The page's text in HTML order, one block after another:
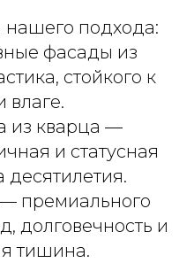
нашего подхода:
фасады из
стойкого к
влаге.
из кварца —
и статусная
десятилетия.
премиального
долговечность и
тишина.